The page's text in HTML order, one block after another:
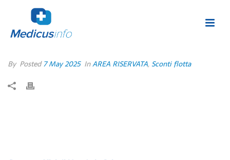
By Posted7 May 2025 InAREA RISERVATA,Sconti flotta